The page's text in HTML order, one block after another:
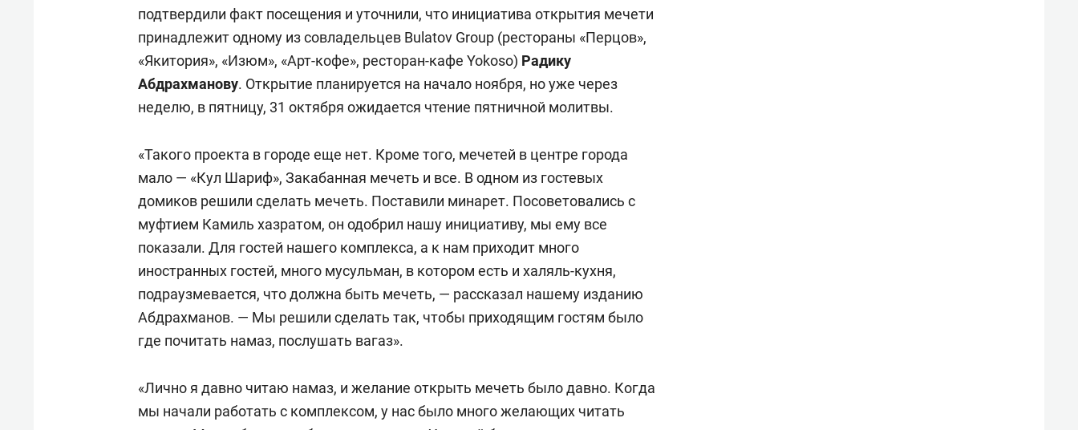
подтвердили факт посещения и уточнили, что инициатива открытия мечети
принадлежит одному из совладельцев Bulatov Group (рестораны «Перцов»,
«Якитория», «Изюм», «Арт-кофе», ресторан-кафе Yokoso) Радику
Абдрахманову. Открытие планируется на начало ноября, но уже через
неделю, в пятницу, 31 октября ожидается чтение пятничной молитвы.
«Такого проекта в городе еще нет. Кроме того, мечетей в центре города
мало — «Кул Шариф», Закабанная мечеть и все. В одном из гостевых
домиков решили сделать мечеть. Поставили минарет. Посоветовались с
муфтием Камиль хазратом, он одобрил нашу инициативу, мы ему все
показали. Для гостей нашего комплекса, а к нам приходит много
иностранных гостей, много мусульман, в котором есть и халяль-кухня,
подраузмевается, что должна быть мечеть, — рассказал нашему изданию
Абдрахманов. — Мы решили сделать так, чтобы приходящим гостям было
где почитать намаз, послушать вагаз».
«Лично я давно читаю намаз, и желание открыть мечеть было давно. Когда
мы начали работать с комплексом, у нас было много желающих читать